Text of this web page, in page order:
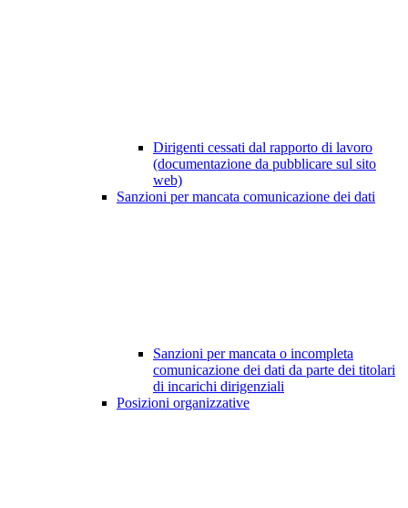
Dirigenti cessati dal rapporto di lavoro
(documentazione da pubblicare sul sito
web)
Sanzioni per mancata comunicazione dei dati
Sanzioni per mancata o incompleta
comunicazione dei dati da parte dei titolari
di incarichi dirigenziali
Posizioni organizzative